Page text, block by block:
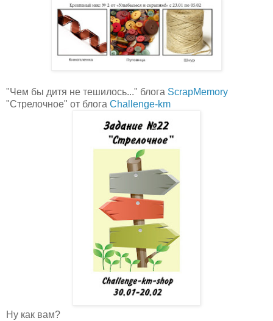
"Чем бы дитя не тешилось..." блога ScrapMemory
"Стрелочное" от блога Challenge-km
Ну как вам?